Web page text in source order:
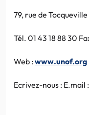
79, rue de Tocqueville
Tél. 01 43 18 88 30
Web :www.unof.org
Ecrivez-nous : E.mail :